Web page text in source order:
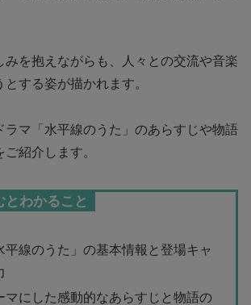
みを抱えながらも、人々との交流や音楽
する姿が描かれます。
ラマ「水平線のうた」のあらすじや物語
紹介します。
とわかること
平線のうた」の基本情報と登場キャ
マにした感動的なあらすじと物語の